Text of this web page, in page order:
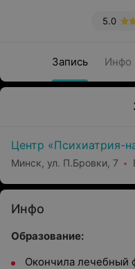
5.0
Запись Инфо
Центр «Психиатрия-
Минск, ул. П.Бровки, 7
Инфо
Образование:
Окончила лечебный